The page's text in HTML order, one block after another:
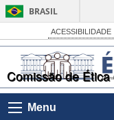
BRASIL
ACESSIBILIDADE
Comissão de Ética
Menu